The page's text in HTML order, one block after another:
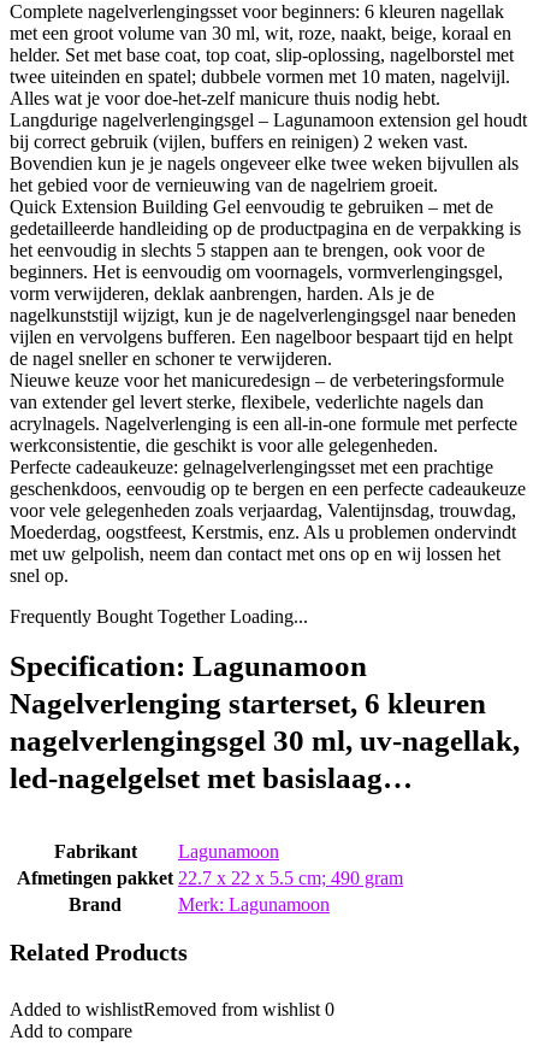
Complete nagelverlengingsset voor beginners: 6 kleuren nagellak
met een groot volume van 30 ml, wit, roze, naakt, beige, koraal en
helder. Set met base coat, top coat, slip-oplossing, nagelborstel met
twee uiteinden en spatel; dubbele vormen met 10 maten, nagelvijl.
Alles wat je voor doe-het-zelf manicure thuis nodig hebt.
Langdurige nagelverlengingsgel – Lagunamoon extension gel houdt
bij correct gebruik (vijlen, buffers en reinigen) 2 weken vast.
Bovendien kun je je nagels ongeveer elke twee weken bijvullen als
het gebied voor de vernieuwing van de nagelriem groeit.
Quick Extension Building Gel eenvoudig te gebruiken – met de
gedetailleerde handleiding op de productpagina en de verpakking is
het eenvoudig in slechts 5 stappen aan te brengen, ook voor de
beginners. Het is eenvoudig om voornagels, vormverlengingsgel,
vorm verwijderen, deklak aanbrengen, harden. Als je de
nagelkunststijl wijzigt, kun je de nagelverlengingsgel naar beneden
vijlen en vervolgens bufferen. Een nagelboor bespaart tijd en helpt
de nagel sneller en schoner te verwijderen.
Nieuwe keuze voor het manicuredesign – de verbeteringsformule
van extender gel levert sterke, flexibele, vederlichte nagels dan
acrylnagels. Nagelverlenging is een all-in-one formule met perfecte
werkconsistentie, die geschikt is voor alle gelegenheden.
Perfecte cadeaukeuze: gelnagelverlengingsset met een prachtige
geschenkdoos, eenvoudig op te bergen en een perfecte cadeaukeuze
voor vele gelegenheden zoals verjaardag, Valentijnsdag, trouwdag,
Moederdag, oogstfeest, Kerstmis, enz. Als u problemen ondervindt
met uw gelpolish, neem dan contact met ons op en wij lossen het
snel op.
Frequently Bought Together Loading...
Specification: Lagunamoon
Nagelverlenging starterset, 6 kleuren
nagelverlengingsgel 30 ml, uv-nagellak,
led-nagelgelset met basislaag…
Fabrikant
‎Lagunamoon
Afmetingen pakket ‎22.7 x 22 x 5.5 cm; 490 gram
Brand
Merk: Lagunamoon
Related Products
Added to wishlistRemoved from wishlist 0
Add to compare